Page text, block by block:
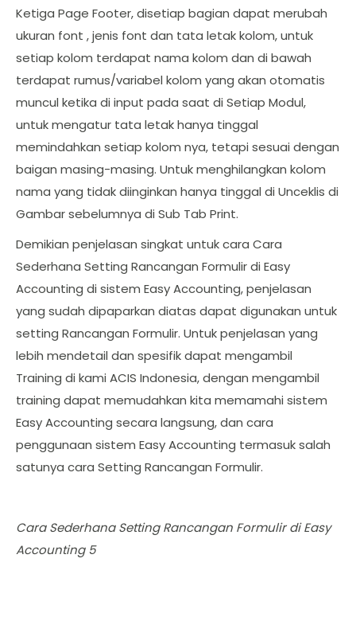
Ketiga Page Footer, disetiap bagian dapat merubah
ukuran font , jenis font dan tata letak kolom, untuk
setiap kolom terdapat nama kolom dan di bawah
terdapat rumus/variabel kolom yang akan otomatis
muncul ketika di input pada saat di Setiap Modul,
untuk mengatur tata letak hanya tinggal
memindahkan setiap kolom nya, tetapi sesuai dengan
baigan masing-masing. Untuk menghilangkan kolom
nama yang tidak diinginkan hanya tinggal di Unceklis di
Gambar sebelumnya di Sub Tab Print.
Demikian penjelasan singkat untuk cara Cara
Sederhana Setting Rancangan Formulir di Easy
Accounting di sistem Easy Accounting, penjelasan
yang sudah dipaparkan diatas dapat digunakan untuk
setting Rancangan Formulir. Untuk penjelasan yang
lebih mendetail dan spesifik dapat mengambil
Training di kami ACIS Indonesia, dengan mengambil
training dapat memudahkan kita memamahi sistem
Easy Accounting secara langsung, dan cara
penggunaan sistem Easy Accounting termasuk salah
satunya cara Setting Rancangan Formulir.
Cara Sederhana Setting Rancangan Formulir di Easy
Accounting 5